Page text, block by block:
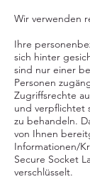
Wir verwenden
Ihre
sich hinter
sind nur einer
Personen
Zugriffsrechte
und verpflichtet
zu behandeln.
von Ihnen
Informationen/
Secure Socket
verschlüsselt.